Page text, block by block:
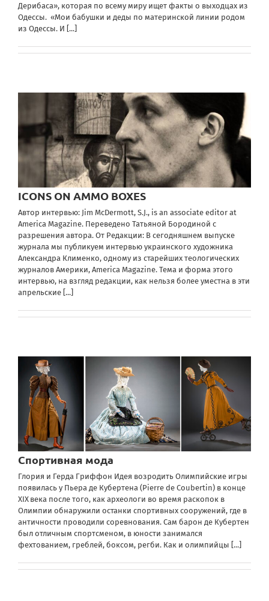
Дерибаса», которая по всему миру ищет факты о выходцах из
Одессы. «Мои бабушки и деды по материнской линии родом
из Одессы. И [...]
ICONS ON AMMO BOXES
Автор интервью: Jim McDermott, S.J., is an associate editor at
America Magazine. Переведено Татьяной Бородиной с
разрешения автора. От Редакции: В сегодняшнем выпуске
журнала мы публикуем интервью украинского художника
Александра Клименко, одному из старейших теологических
журналов Америки, America Magazine. Тема и форма этого
интервью, на взгляд редакции, как нельзя более уместна в эти
апрельские [...]
Спортивная мода
Глория и Герда Гриффон Идея возродить Олимпийские игры
появилась у Пьера де Кубертена (Pierre de Coubertin) в конце
XIX века после того, как археологи во время раскопок в
Олимпии обнаружили останки спортивных сооружений, где в
античности проводили соревнования. Сам барон де Кубертен
был отличным спортсменом, в юности занимался
фехтованием, греблей, боксом, регби. Как и олимпийцы [...]